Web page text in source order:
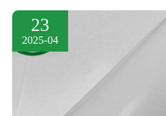
23
2025-04